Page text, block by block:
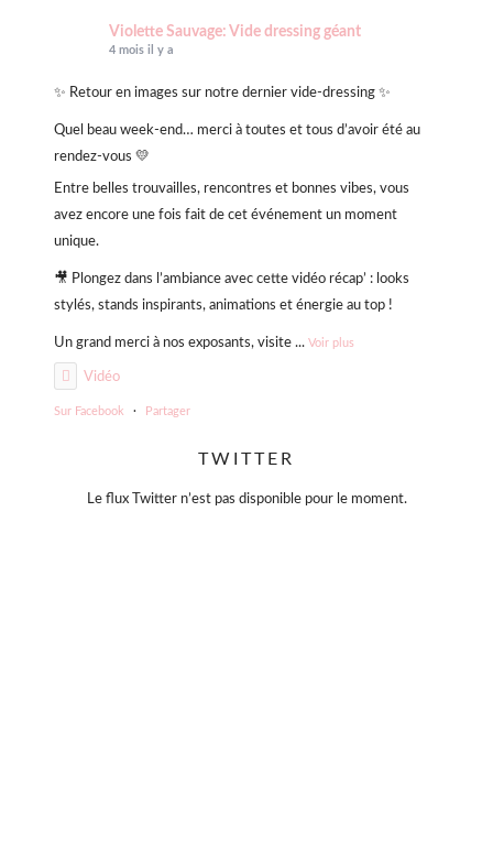
Violette Sauvage: Vide dressing géant
4 mois il y a
✨ Retour en images sur notre dernier vide-dressing ✨
Quel beau week-end… merci à toutes et tous d’avoir été au
rendez-vous 💛
Entre belles trouvailles, rencontres et bonnes vibes, vous
avez encore une fois fait de cet événement un moment
unique.
🎥 Plongez dans l’ambiance avec cette vidéo récap’ : looks
stylés, stands inspirants, animations et énergie au top !
Un grand merci à nos exposants, visite ... Voir plus
Vidéo
Sur Facebook · Partager
4 mois il y a
TWITTER
Le flux Twitter n’est pas disponible pour le moment.